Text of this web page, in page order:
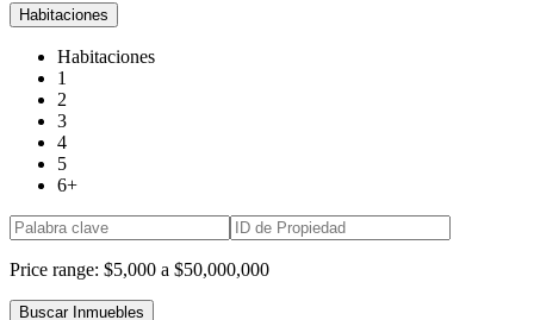
Habitaciones
Habitaciones
1
2
3
4
5
6+
Price range: $5,000 a $50,000,000
Buscar Inmuebles